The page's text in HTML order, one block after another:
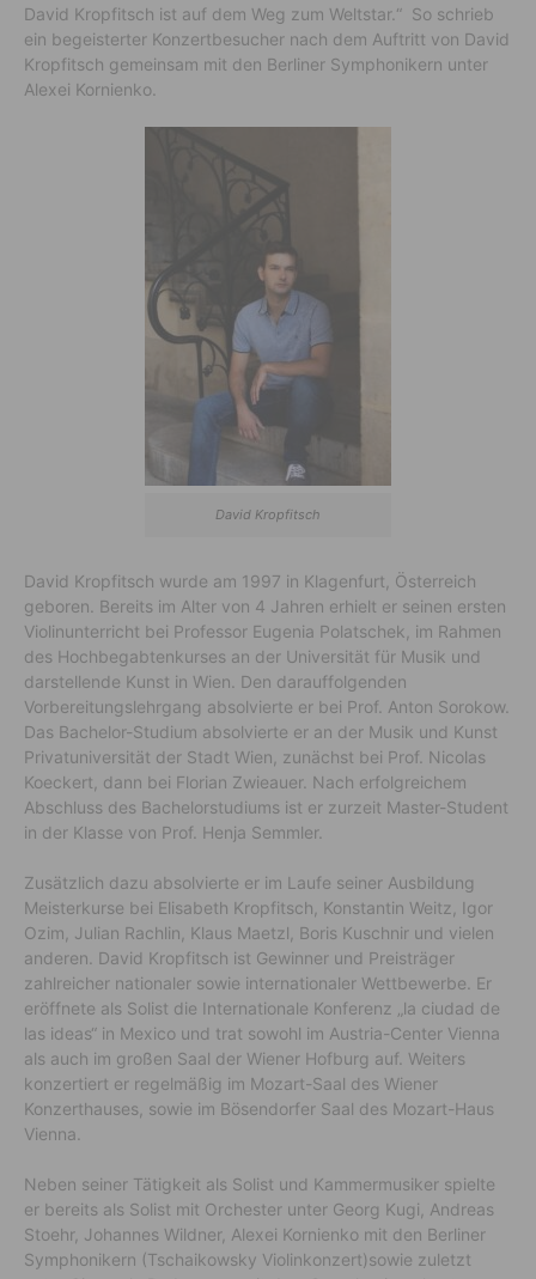
David Kropfitsch ist auf dem Weg zum Weltstar.“ So schrieb
ein begeisterter Konzertbesucher nach dem Auftritt von David
Kropfitsch gemeinsam mit den Berliner Symphonikern unter
Alexei Kornienko.
David Kropfitsch
David Kropfitsch wurde am 1997 in Klagenfurt, Österreich
geboren. Bereits im Alter von 4 Jahren erhielt er seinen ersten
Violinunterricht bei Professor Eugenia Polatschek, im Rahmen
des Hochbegabtenkurses an der Universität für Musik und
darstellende Kunst in Wien. Den darauffolgenden
Vorbereitungslehrgang absolvierte er bei Prof. Anton Sorokow.
Das Bachelor-Studium absolvierte er an der Musik und Kunst
Privatuniversität der Stadt Wien, zunächst bei Prof. Nicolas
Koeckert, dann bei Florian Zwieauer. Nach erfolgreichem
Abschluss des Bachelorstudiums ist er zurzeit Master-Student
in der Klasse von Prof. Henja Semmler.
Zusätzlich dazu absolvierte er im Laufe seiner Ausbildung
Meisterkurse bei Elisabeth Kropfitsch, Konstantin Weitz, Igor
Ozim, Julian Rachlin, Klaus Maetzl, Boris Kuschnir und vielen
anderen. David Kropfitsch ist Gewinner und Preisträger
zahlreicher nationaler sowie internationaler Wettbewerbe. Er
eröffnete als Solist die Internationale Konferenz „la ciudad de
las ideas“ in Mexico und trat sowohl im Austria-Center Vienna
als auch im großen Saal der Wiener Hofburg auf. Weiters
konzertiert er regelmäßig im Mozart-Saal des Wiener
Konzerthauses, sowie im Bösendorfer Saal des Mozart-Haus
Vienna.
Neben seiner Tätigkeit als Solist und Kammermusiker spielte
er bereits als Solist mit Orchester unter Georg Kugi, Andreas
Stoehr, Johannes Wildner, Alexei Kornienko mit den Berliner
Symphonikern (Tschaikowsky Violinkonzert)sowie zuletzt